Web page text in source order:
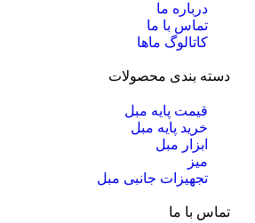
درباره ما
تماس با ما
کاتالوگ ماها
دسته بندی محصولات
قیمت پایه مبل
خرید پایه مبل
ابزار مبل
میز
تجهیزات جانبی مبل
تماس با ما